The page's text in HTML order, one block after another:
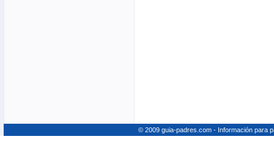
© 2009 guia-padres.com - Información para